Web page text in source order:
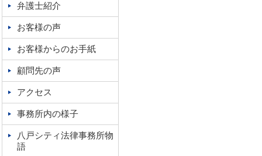
弁護士紹介
お客様の声
お客様からのお手紙
顧問先の声
アクセス
事務所内の様子
八戸シティ法律事務所物
語